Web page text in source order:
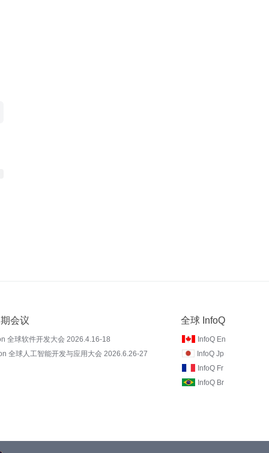
会议
全球软件开发大会 2026.4.16-18
全球人工智能开发与应用大会 2026.6.26-27
全球 InfoQ
InfoQ En
InfoQ Jp
InfoQ Fr
InfoQ Br